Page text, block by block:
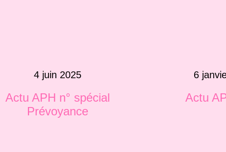
4 juin 2025
Actu APH n° spécial
Prévoyance
6
Actu